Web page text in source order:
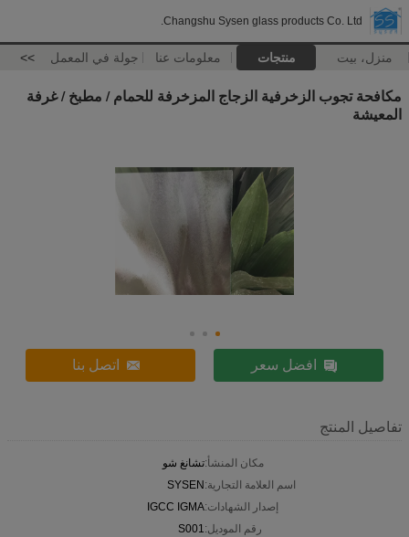
Changshu Sysen glass products Co. Ltd.
منزل، بيت منتجات معلومات عنا جولة في المعمل >>
مكافحة تجوب الزخرفية الزجاج المزخرفة للحمام / مطبخ / غرفة
المعيشة
افضل سعر اتصل بنا
تفاصيل المنتج
مكان المنشأ:تشانغ شو
اسم العلامة التجارية:SYSEN
إصدار الشهادات:IGCC IGMA
رقم الموديل:S001